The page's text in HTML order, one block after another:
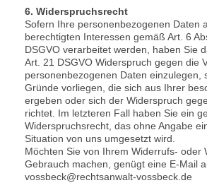
6. Widerspruchsrecht
Sofern Ihre personenbezogenen Daten
berechtigten Interessen gemäß Art. 6
DSGVO verarbeitet werden, haben Sie
Art. 21 DSGVO Widerspruch gegen die
personenbezogenen Daten einzulegen,
Gründe vorliegen, die sich aus Ihrer
ergeben oder sich der Widerspruch
richtet. Im letzteren Fall haben Sie ein
Widerspruchsrecht, das ohne Angabe
Situation von uns umgesetzt wird.
Möchten Sie von Ihrem Widerrufs- oder
Gebrauch machen, genügt eine E-Mail
vossbeck@rechtsanwalt-vossbeck.de